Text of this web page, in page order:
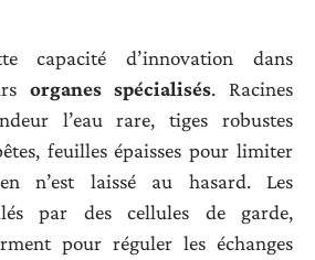
capacité d’innovation dans
organes spécialisés. Racines
l’eau rare, tiges robustes
feuilles épaisses pour limiter
n’est laissé au hasard. Les
par des cellules de garde,
pour réguler les échanges